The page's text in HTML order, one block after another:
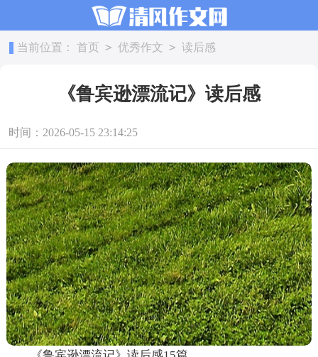
当前位置： 首页 > 优秀作文 > 读后感
《鲁宾逊漂流记》读后感
时间：2026-05-15 23:14:25